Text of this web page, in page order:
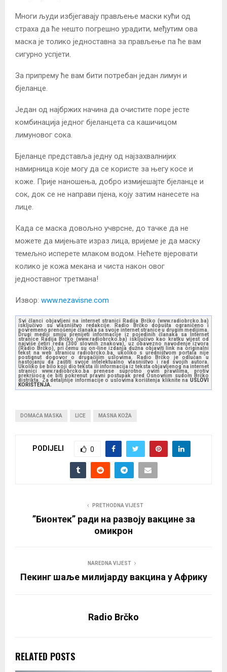
Многи људи избјегавају прављење маски кући од
страха да ће нешто погрешно урадити, међутим ова
маска је толико једноставна за прављење па ће вам
сигурно успјети.
За припрему ће вам бити потребан један лимун и
бјеланце.
Један од најбржих начина да очистите поре јесте
комбинација једног бјеланцета са кашичицом
лимуновог сока.
Бјеланце представља једну од најзахвалнијих
намирница које могу да се користе за његу косе и
коже. Прије наношења, добро измијешајте бјеланце и
сок, док се не направи пјена, коју затим нанесете на
лице.
Када се маска довољно учврсне, до тачке да не
можете да мијењате израз лица, вријеме је да маску
темељно исперете млаком водом. Нећете вјеровати
колико је кожа мекана и чиста након овог
једноставног третмана!
Извор: www.nezavisne.com
Svi članci objavljeni na internet stranici Radija Brčko (www.radiobrcko.ba)
isključivo su vlasništvo redakcije. Radio Brčko dopušta ograničeno i
povremeno prenošenje članaka sa svoje internet stranice u drugim medijima.
Drugi mediji smiju prenijeti informacije iz pojedinih članaka sa Internet
stranice Radija Brčko (www.radiobrcko.ba) isključivo kao kratku vijest od
najviše četiri reda (300 slovnih znakova), uz obavezno navođenje izvora
(Radio Brčko), pri čemu su on-line izdanja dužna objaviti link na originalni
tekst na web stranicu radiobrcko.ba, ukoliko s uredništvom portala nije
postignut dogovor o drugačijim uslovima. Radio Brčko je odlučan u
nastojanju da zaštiti svoje intelektualno vlasništvo i rad svojih autora.
Ukoliko se bilo koji dio teksta ili informacija iz teksta objavljenog na internet
stranici www.radiobrcko.ba prenese suprotno ovim pravilima, protiv
prekršioca će biti pokrenut pravni postupak pred Osnovnim sudom Brčko
distrikta. Za detaljnije informacije o uslovima korištenja kliknite na USLOVI
KORIŠTENJA.
DOMAĆA MASKA LICE MASNA KOŽA
PODIJELI 0
PRETHODNA VIJEST
”Бионтек” ради на развоју вакцине за
омикрон
NAREDNA VIJEST
Пекинг шаље милијарду вакцина у Африку
Radio Brčko
RELATED POSTS